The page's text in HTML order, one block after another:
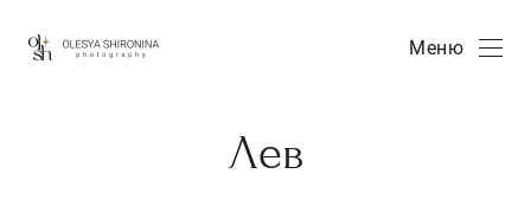
Меню
Лев